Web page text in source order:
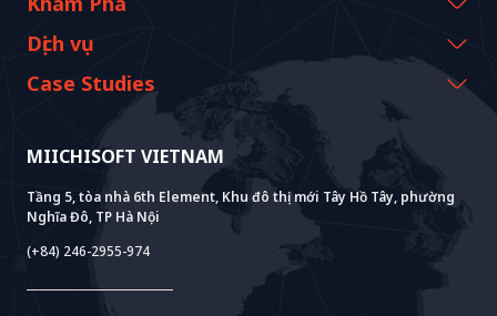
MIICHISOFT VIETNAM
Tầng 5, tòa nhà 6th Element, Khu đô thị mới Tây Hồ Tây, phường
Nghĩa Đô, TP Hà Nội
(+84) 246-2955-974
Thông điệp từ CEO
Lịch sử và cột mốc
Giá trị bền vững
Sự kiện & Webinars
Tài nguyên Miichisoft
Tin tức Miichisoft
FAQ
Dịch vụ
AI CO-CREATION
Phát Triển AI PoC
Core Lab
System Lab
Power Lab
Cloud Lab
AI+ SOLUTIONS
AI+ Products
Meet AI+
AI+ Package
VIETNAM BRIDGE
Mô Hình BOT
Hỗ Trợ Thành Lập Pháp Nhân
Case Studies
Thành tựu
Phỏng vấn khách hàng